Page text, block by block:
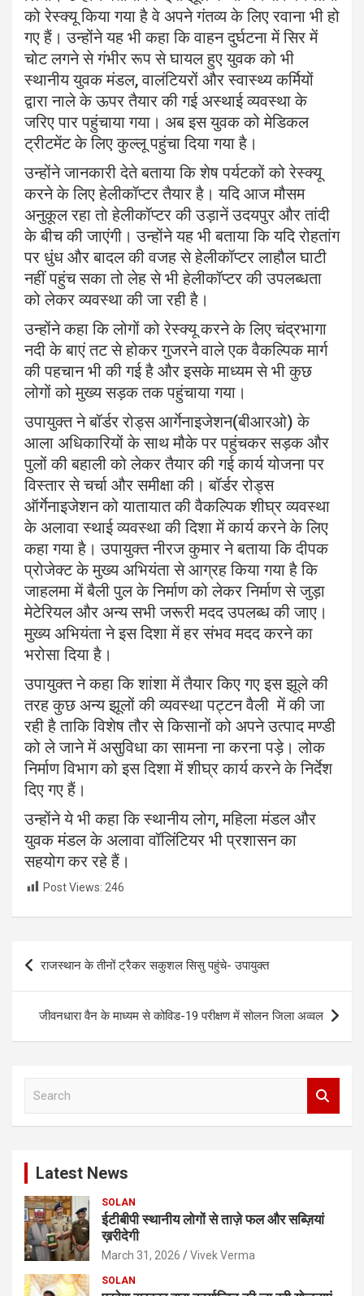
को रेस्क्यू किया गया है वे अपने गंतव्य के लिए रवाना भी हो
गए हैं। उन्होंने यह भी कहा कि वाहन दुर्घटना में सिर में
चोट लगने से गंभीर रूप से घायल हुए युवक को भी
स्थानीय युवक मंडल, वालंटियरों और स्वास्थ्य कर्मियों
द्वारा नाले के ऊपर तैयार की गई अस्थाई व्यवस्था के
जरिए पार पहुंचाया गया। अब इस युवक को मेडिकल
ट्रीटमेंट के लिए कुल्लू पहुंचा दिया गया है।
उन्होंने जानकारी देते बताया कि शेष पर्यटकों को रेस्क्यू
करने के लिए हेलीकॉप्टर तैयार है। यदि आज मौसम
अनुकूल रहा तो हेलीकॉप्टर की उड़ानें उदयपुर और तांदी
के बीच की जाएंगी। उन्होंने यह भी बताया कि यदि रोहतांग
पर धुंध और बादल की वजह से हेलीकॉप्टर लाहौल घाटी
नहीं पहुंच सका तो लेह से भी हेलीकॉप्टर की उपलब्धता
को लेकर व्यवस्था की जा रही है।
उन्होंने कहा कि लोगों को रेस्क्यू करने के लिए चंद्रभागा
नदी के बाएं तट से होकर गुजरने वाले एक वैकल्पिक मार्ग
की पहचान भी की गई है और इसके माध्यम से भी कुछ
लोगों को मुख्य सड़क तक पहुंचाया गया।
उपायुक्त ने बॉर्डर रोड्स आर्गेनाइजेशन(बीआरओ) के
आला अधिकारियों के साथ मौके पर पहुंचकर सड़क और
पुलों की बहाली को लेकर तैयार की गई कार्य योजना पर
विस्तार से चर्चा और समीक्षा की। बॉर्डर रोड्स
ऑर्गेनाइजेशन को यातायात की वैकल्पिक शीघ्र व्यवस्था
के अलावा स्थाई व्यवस्था की दिशा में कार्य करने के लिए
कहा गया है। उपायुक्त नीरज कुमार ने बताया कि दीपक
प्रोजेक्ट के मुख्य अभियंता से आग्रह किया गया है कि
जाहलमा में बैली पुल के निर्माण को लेकर निर्माण से जुड़ा
मेटेरियल और अन्य सभी जरूरी मदद उपलब्ध की जाए।
मुख्य अभियंता ने इस दिशा में हर संभव मदद करने का
भरोसा दिया है।
उपायुक्त ने कहा कि शांशा में तैयार किए गए इस झूले की
तरह कुछ अन्य झूलों की व्यवस्था पट्टन वैली में की जा
रही है ताकि विशेष तौर से किसानों को अपने उत्पाद मण्डी
को ले जाने में असुविधा का सामना ना करना पड़े। लोक
निर्माण विभाग को इस दिशा में शीघ्र कार्य करने के निर्देश
दिए गए हैं।
उन्होंने ये भी कहा कि स्थानीय लोग, महिला मंडल और
युवक मंडल के अलावा वॉलिंटियर भी प्रशासन का
सहयोग कर रहे हैं।
Post Views: 246
Post
navigation
राजस्थान के तीनों ट्रैकर सकुशल सिसु पहुंचे- उपायुक्त
जीवनधारा वैन के माध्यम से कोविड-19 परीक्षण में सोलन जिला अव्वल
Latest News
SOLAN
ईटीबीपी स्थानीय लोगों से ताज़े फल और सब्ज़ियां
ख़रीदेगी
March 31, 2026 Vivek Verma
SOLAN